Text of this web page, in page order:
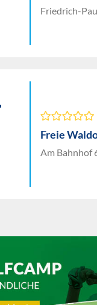
Friedrich-
Freie
Am Bahnhof